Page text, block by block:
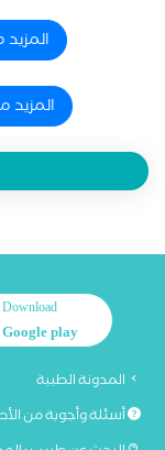
المزيد
Download
Google play
المدونة الطبية
أسئلة وأجوبة من